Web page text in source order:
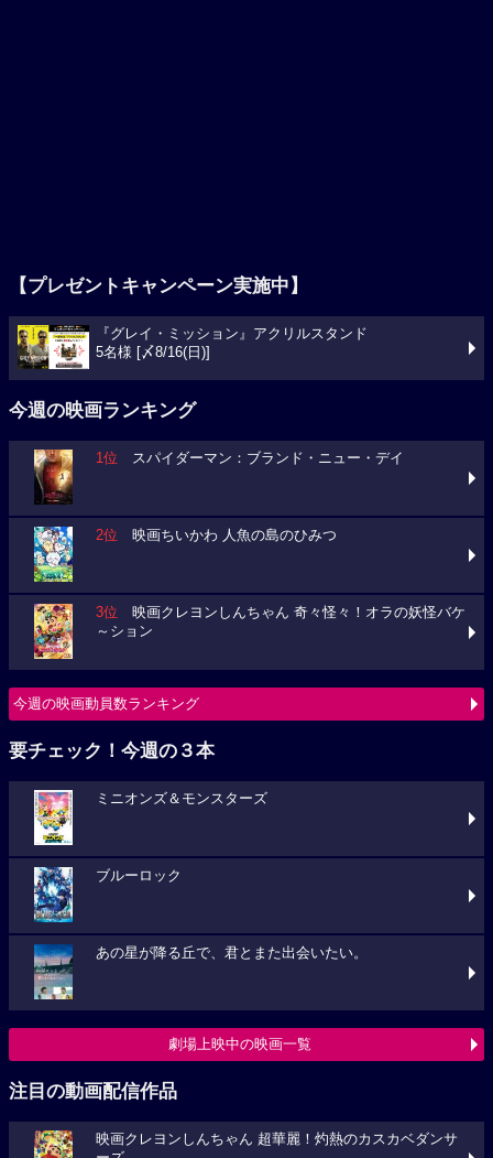
【プレゼントキャンペーン実施中】
『グレイ・ミッション』アクリルスタンド
5名様 [〆8/16(日)]
今週の映画ランキング
1位 スパイダーマン：ブランド・ニュー・デイ
2位 映画ちいかわ 人魚の島のひみつ
3位 映画クレヨンしんちゃん 奇々怪々！オラの妖怪バケ
～ション
今週の映画動員数ランキング
要チェック！今週の３本
ミニオンズ＆モンスターズ
ブルーロック
あの星が降る丘で、君とまた出会いたい。
劇場上映中の映画一覧
注目の動画配信作品
映画クレヨンしんちゃん 超華麗！灼熱のカスカベダンサ